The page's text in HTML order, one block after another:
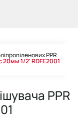
PPR
20мм 1/2' RDFE2001
PPR